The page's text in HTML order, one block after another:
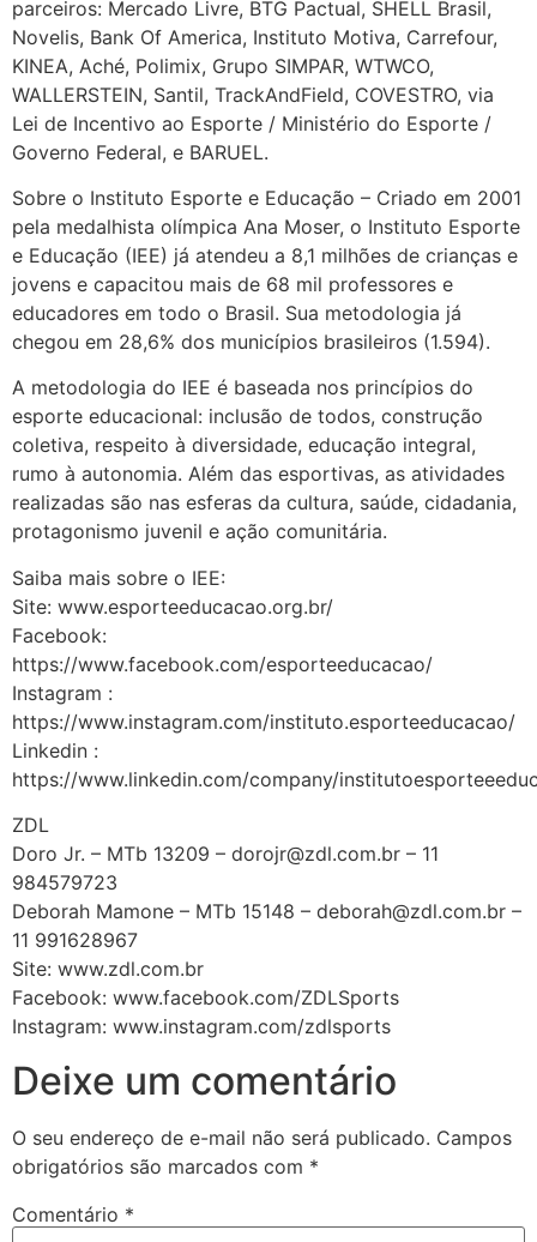
parceiros: Mercado Livre, BTG Pactual, SHELL Brasil,
Novelis, Bank Of America, Instituto Motiva, Carrefour,
KINEA, Aché, Polimix, Grupo SIMPAR, WTWCO,
WALLERSTEIN, Santil, TrackAndField, COVESTRO, via
Lei de Incentivo ao Esporte / Ministério do Esporte /
Governo Federal, e BARUEL.
Sobre o Instituto Esporte e Educação – Criado em 2001
pela medalhista olímpica Ana Moser, o Instituto Esporte
e Educação (IEE) já atendeu a 8,1 milhões de crianças e
jovens e capacitou mais de 68 mil professores e
educadores em todo o Brasil. Sua metodologia já
chegou em 28,6% dos municípios brasileiros (1.594).
A metodologia do IEE é baseada nos princípios do
esporte educacional: inclusão de todos, construção
coletiva, respeito à diversidade, educação integral,
rumo à autonomia. Além das esportivas, as atividades
realizadas são nas esferas da cultura, saúde, cidadania,
protagonismo juvenil e ação comunitária.
Saiba mais sobre o IEE:
Site: www.esporteeducacao.org.br/
Facebook:
https://www.facebook.com/esporteeducacao/
Instagram :
https://www.instagram.com/instituto.esporteeducacao/
Linkedin :
https://www.linkedin.com/company/
ZDL
Doro Jr. – MTb 13209 – dorojr@zdl.com.br – 11
984579723
Deborah Mamone – MTb 15148 – deborah@zdl.com.br –
11 991628967
Site: www.zdl.com.br
Facebook: www.facebook.com/ZDLSports
Instagram: www.instagram.com/zdlsports
Deixe um comentário
O seu endereço de e-mail não será publicado. Campos
obrigatórios são marcados com *
Comentário *